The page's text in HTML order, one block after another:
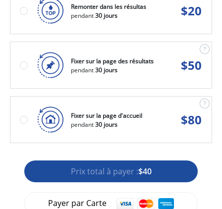
Remonter dans les résultas
pendant30 jours $20
Fixer sur la page des résultats
pendant30 jours $50
Fixer sur la page d'accueil
pendant30 jours $80
Prix total à payer :$40
Payer par Carte